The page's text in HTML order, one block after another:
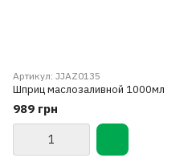
Артикул: JJAZ0135
Шприц маслозаливной 1000мл
989 грн